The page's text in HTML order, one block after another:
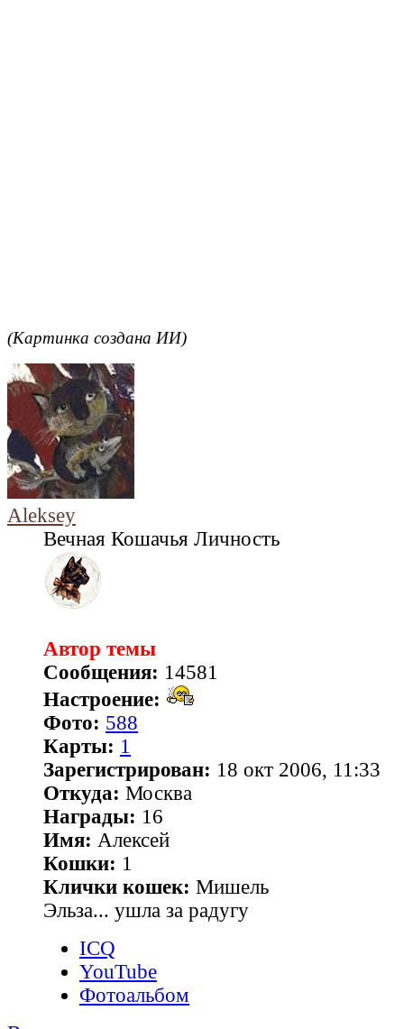
(Картинка создана ИИ)
Aleksey
Вечная Кошачья Личность
Автор темы
Сообщения: 14581
Настроение:
Фото: 588
Карты: 1
Зарегистрирован: 18 окт 2006, 11:33
Откуда: Москва
Награды: 16
Имя: Алексей
Кошки: 1
Клички кошек: Мишель
Эльза... ушла за радугу
ICQ
YouTube
Фотоальбом